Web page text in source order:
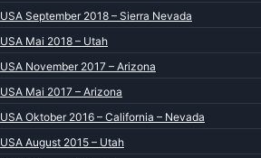
USA September 2018 – Sierra Nevada
USA Mai 2018 – Utah
USA November 2017 – Arizona
USA Mai 2017 – Arizona
USA Oktober 2016 – California – Nevada
USA August 2015 – Utah